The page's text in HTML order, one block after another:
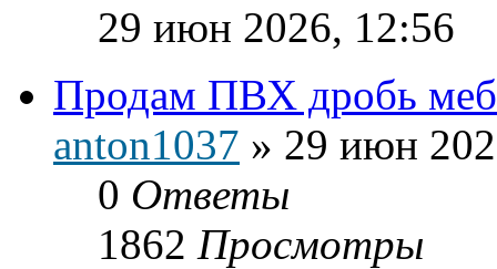
29 июн 2026, 12:56
Продам ПВХ дробь
anton1037 » 29 июн
0 Ответы
1862 Просмотры